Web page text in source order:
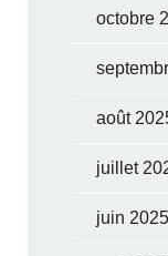
octobre
août
juillet
juin 2025